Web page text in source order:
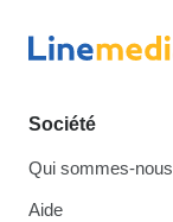
Société
Qui sommes-nous
Aide